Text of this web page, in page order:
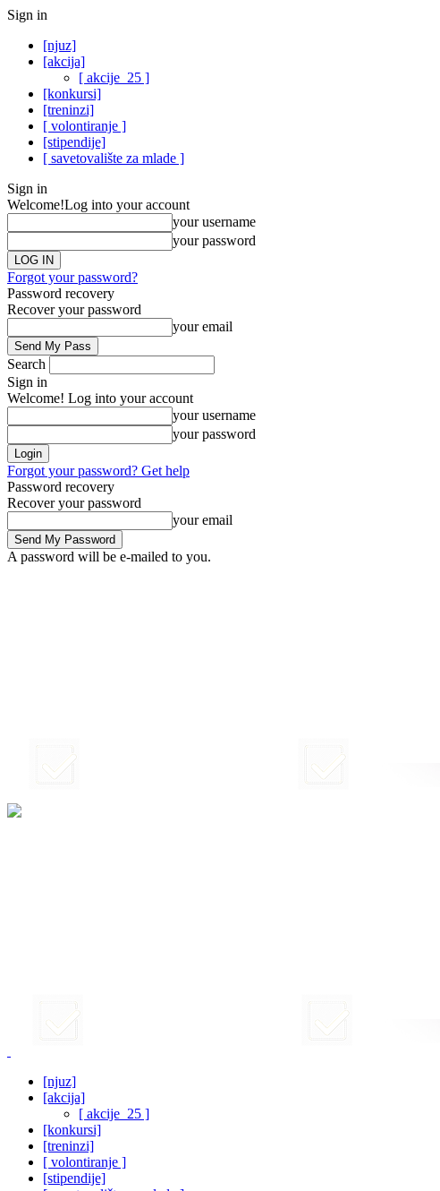
Sign in
[njuz]
[akcija]
[ akcije_25 ]
[konkursi]
[treninzi]
[ volontiranje ]
[stipendije]
[ savetovalište za mlade ]
Sign in
Welcome!Log into your account
your username
your password
Forgot your password?
Password recovery
Recover your password
your email
Search
Sign in
Welcome! Log into your account
your username
your password
Forgot your password? Get help
Password recovery
Recover your password
your email
A password will be e-mailed to you.
[njuz]
[akcija]
[ akcije_25 ]
[konkursi]
[treninzi]
[ volontiranje ]
[stipendije]